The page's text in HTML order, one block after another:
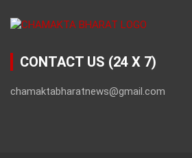
CONTACT US (24 X 7)
chamaktabharatnews@gmail.com